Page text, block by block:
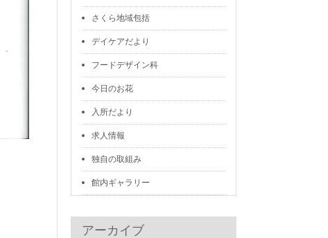
さくら地域包括
デイケアだより
フードデザイン科
今日のお花
入所だより
求人情報
独自の取組み
館内ギャラリー
アーカイブ